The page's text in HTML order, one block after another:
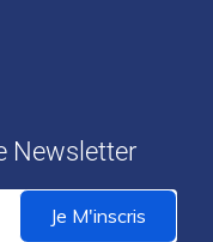
Newsletter